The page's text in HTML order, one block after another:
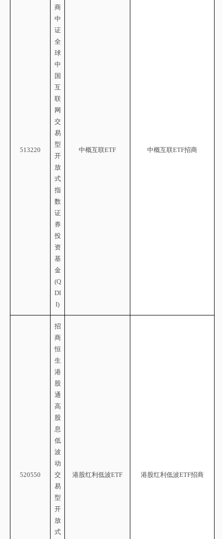
513220
商
中
证
全
球
中
国
互
联
网
交
易
型
开
放
式
指
数
证
券
投
资
基
金
(Q
DI
I)
中概互联ETF 中概互联ETF招商
520550
招
商
恒
生
港
股
通
高
股
息
低
波
动
交
易
型
开
放
式
港股红利低波ETF 港股红利低波ETF招商